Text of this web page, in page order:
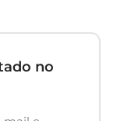
no